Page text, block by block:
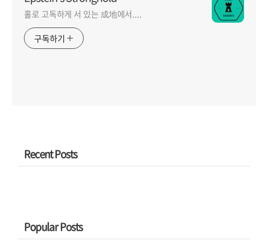
홀로 고독하게 서 있는 成地에서....
구독하기
Recent Posts
Popular Posts